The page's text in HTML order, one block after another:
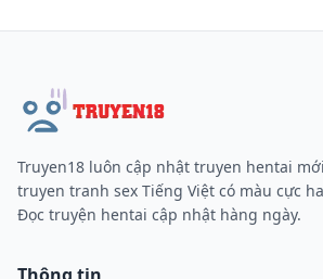
Truyen18 luôn cập nhật truyen hentai
truyen tranh sex Tiếng Việt có màu cực
Đọc truyện hentai cập nhật hàng ngày.